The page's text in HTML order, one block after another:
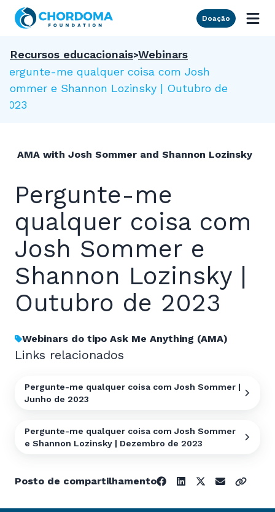
Skip to Main Content
Doação
Recursos educacionais Webinars
Pergunte-me qualquer coisa com Josh
Sommer e Shannon Lozinsky | Outubro de
2023
AMA with Josh Sommer and Shannon Lozinsky
Pergunte-me
qualquer coisa com
Josh Sommer e
Shannon Lozinsky |
Outubro de 2023
Webinars do tipo Ask Me Anything (AMA)
Links relacionados
Pergunte-me qualquer coisa com Josh Sommer |
Junho de 2023
Pergunte-me qualquer coisa com Josh Sommer
e Shannon Lozinsky | Dezembro de 2023
Posto de compartilhamento